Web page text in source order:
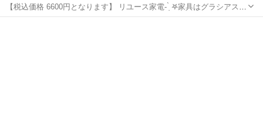
【税込価格 6600円となります】 リユース家電- ̗̀ 𖤐家具はグラシアスに
GO✰*。 動作確認ずみ 写真に写る物のみ。 傷汚れは中古品ですのでご